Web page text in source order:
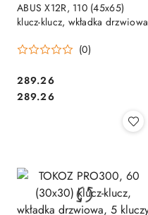
ABUS X12R, 110 (45x65)
klucz-klucz, wkładka drzwiowa
(0)
Cena:
289.26
Cena:
289.26